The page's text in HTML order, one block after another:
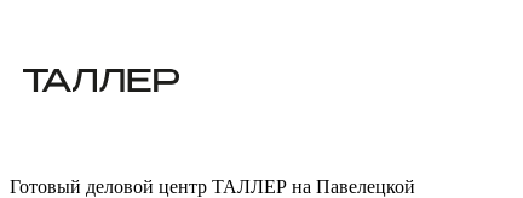
Готовый деловой центр ТАЛЛЕР на Павелецкой